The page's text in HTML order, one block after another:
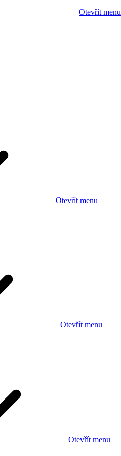
Otevřít menu
Otevřít menu
Otevřít menu
Otevřít menu